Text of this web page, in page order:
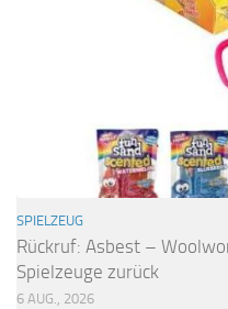
SPIELZEUG
Rückruf: Asbest –
Spielzeuge zurück
6 AUG., 2026